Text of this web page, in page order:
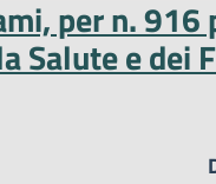
per n. 916
Salute e dei